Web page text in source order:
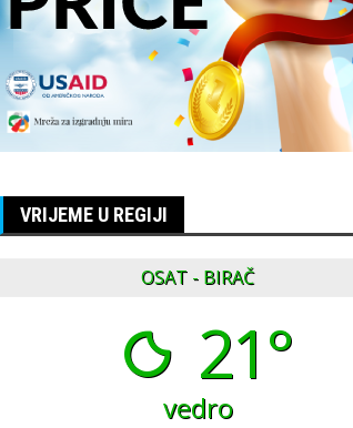
VRIJEME U REGIJI
OSAT - BIRAČ
21°
vedro